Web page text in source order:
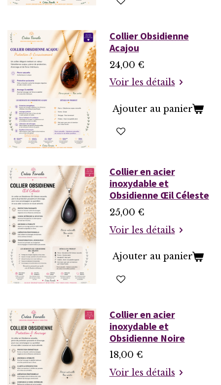
Collier Obsidienne
Acajou
24,00 €
Voir les détails
Ajouter au panier
Collier en acier
inoxydable et
Obsidienne Œil Céleste
25,00 €
Voir les détails
Ajouter au panier
Collier en acier
inoxydable et
Obsidienne Noire
18,00 €
Voir les détails